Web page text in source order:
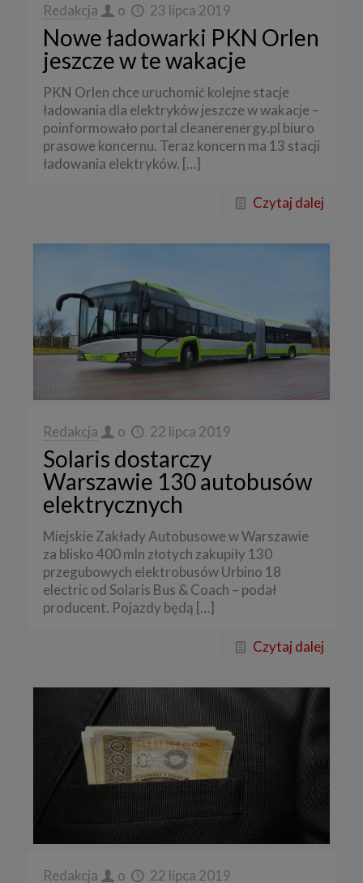
Redakcja o 23 lipca 2019
Nowe ładowarki PKN Orlen
jeszcze w te wakacje
PKN Orlen chce uruchomić kolejne stacje
ładowania dla elektryków jeszcze w wakacje –
poinformowało portal cleanerenergy.pl biuro
prasowe koncernu. Teraz koncern ma 13 stacji
ładowania elektryków. […]
Czytaj dalej
Redakcja o 22 lipca 2019
Solaris dostarczy
Warszawie 130 autobusów
elektrycznych
Miejskie Zakłady Autobusowe w Warszawie
za blisko 400 mln złotych zakupiły 130
przegubowych elektrobusów Urbino 18
electric od Solaris Bus & Coach – podał
producent. Pojazdy będą […]
Czytaj dalej
Redakcja o 22 lipca 2019